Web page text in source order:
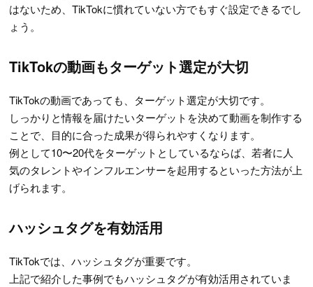
はないため、TikTokに慣れていない方でもすぐ設定できるでし
ょう。
TikTokの動画もターゲット選定が大切
TikTokの動画であっても、ターゲット選定が大切です。
しっかりと情報を届けたいターゲットを決めて動画を制作する
ことで、目的に合った成果が得られやすくなります。
例として10〜20代をターゲットとしているならば、若者に人
気のタレントやインフルエンサーを起用するといった方法が上
げられます。
ハッシュタグを有効活用
TikTokでは、ハッシュタグが重要です。
上記で紹介した事例でもハッシュタグが有効活用されていま